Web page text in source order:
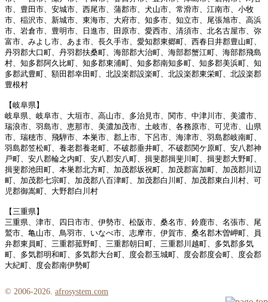
市、豊田市、安城市、西尾市、蒲郡市、犬山市、常滑市、江南市、小牧
市、稲沢市、新城市、東海市、大府市、知多市、知立市、尾張旭市、高浜
市、岩倉市、豊明市、日進市、田原市、愛西市、清須市、北名古屋市、弥
富市、みよし市、あま市、長久手市、愛知郡東郷町、西春日井郡豊山町、
丹羽郡大口町、丹羽郡扶桑町、海部郡大治町、海部郡蟹江町、海部郡飛島
村、知多郡阿久比町、知多郡東浦町、知多郡南知多町、知多郡美浜町、知
多郡武豊町、額田郡幸田町、北設楽郡設楽町、北設楽郡東栄町、北設楽郡
豊根村
【岐阜県】
岐阜県、岐阜市、大垣市、高山市、多治見市、関市、中津川市、美濃市、
瑞浪市、羽島市、恵那市、美濃加茂市、土岐市、各務原市、可児市、山県
市、瑞穂市、飛騨市、本巣市、郡上市、下呂市、海津市、羽島郡岐南町、
羽島郡笠松町、養老郡養老町、不破郡垂井町、不破郡関ケ原町、安八郡神
戸町、安八郡輪之内町、安八郡安八町、揖斐郡揖斐川町、揖斐郡大野町、
揖斐郡池田町、本巣郡北方町、加茂郡坂祝町、加茂郡富加町、加茂郡川辺
町、加茂郡七宗町、加茂郡八百津町、加茂郡白川町、加茂郡東白川村、可
児郡御嵩町、大野郡白川村
【三重県】
三重県、津市、四日市市、伊勢市、松阪市、桑名市、鈴鹿市、名張市、尾
鷲市、亀山市、鳥羽市、いなべ市、志摩市、伊賀市、桑名郡木曽岬町、員
弁郡東員町、三重郡菰野町、三重郡朝日町、三重郡川越町、多気郡多気
町、多気郡明和町、多気郡大台町、度会郡玉城町、度会郡度会町、度会郡
大紀町、度会郡南伊勢町
© 2006-2026. afrosystem.com